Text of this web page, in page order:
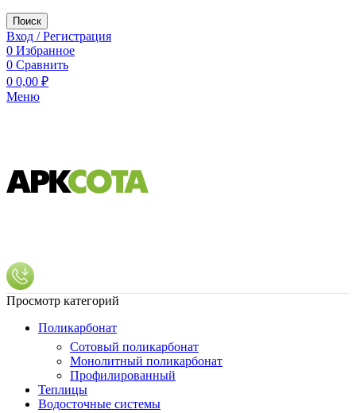
Поиск
Вход / Регистрация
0 Избранное
0 Сравнить
0 0,00 ₽
Меню
Просмотр категорий
Поликарбонат
Сотовый поликарбонат
Монолитный поликарбонат
Профилированный
Теплицы
Водосточные системы